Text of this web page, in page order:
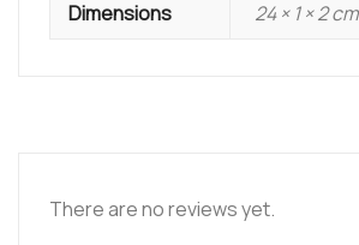
Dimensions
24 × 1 × 2 cm
There are no reviews yet.